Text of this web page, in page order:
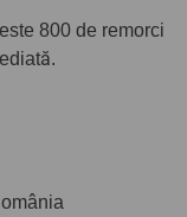
800 de remorci